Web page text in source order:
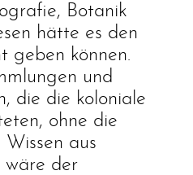
Botanik
hätte es den
geben können.
und
die die koloniale
ohne die
aus
wäre der